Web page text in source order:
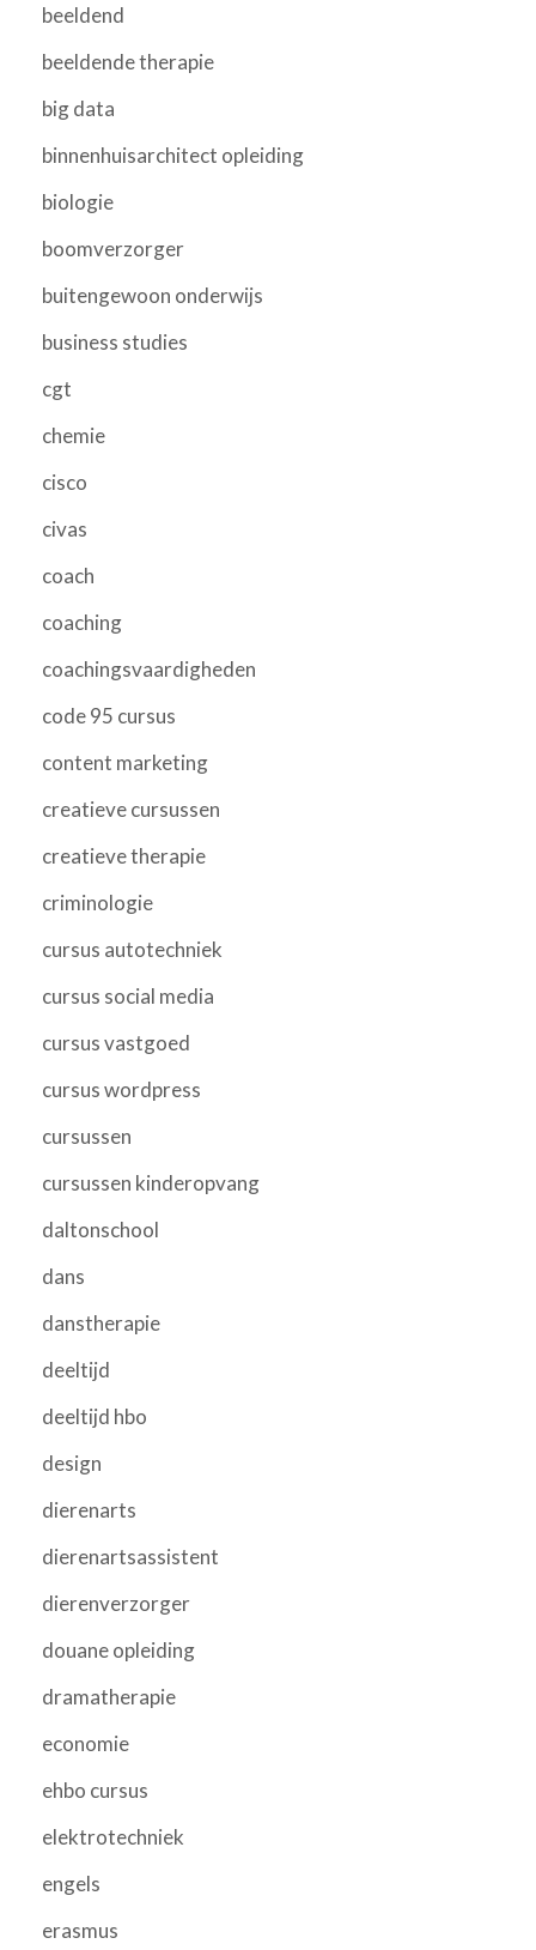
beeldend
beeldende therapie
big data
binnenhuisarchitect opleiding
biologie
boomverzorger
buitengewoon onderwijs
business studies
cgt
chemie
cisco
civas
coach
coaching
coachingsvaardigheden
code 95 cursus
content marketing
creatieve cursussen
creatieve therapie
criminologie
cursus autotechniek
cursus social media
cursus vastgoed
cursus wordpress
cursussen
cursussen kinderopvang
daltonschool
dans
danstherapie
deeltijd
deeltijd hbo
design
dierenarts
dierenartsassistent
dierenverzorger
douane opleiding
dramatherapie
economie
ehbo cursus
elektrotechniek
engels
erasmus